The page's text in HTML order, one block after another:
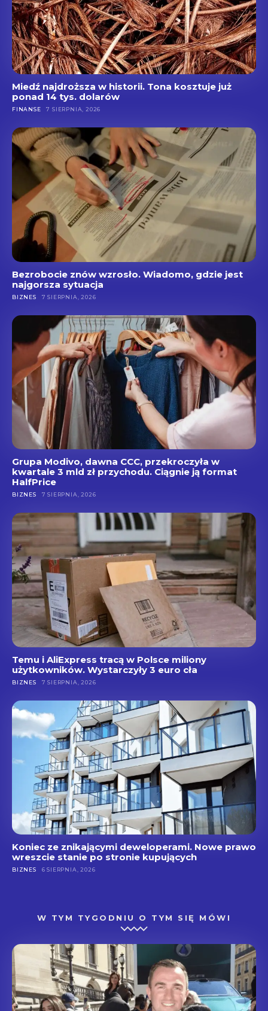
Miedź najdroższa w historii. Tona kosztuje już
ponad 14 tys. dolarów
FINANSE 7 SIERPNIA, 2026
Bezrobocie znów wzrosło. Wiadomo, gdzie jest
najgorsza sytuacja
BIZNES 7 SIERPNIA, 2026
Grupa Modivo, dawna CCC, przekroczyła w
kwartale 3 mld zł przychodu. Ciągnie ją format
HalfPrice
BIZNES 7 SIERPNIA, 2026
Temu i AliExpress tracą w Polsce miliony
użytkowników. Wystarczyły 3 euro cła
BIZNES 7 SIERPNIA, 2026
Koniec ze znikającymi deweloperami. Nowe prawo
wreszcie stanie po stronie kupujących
BIZNES 6 SIERPNIA, 2026
W TYM TYGODNIU O TYM SIĘ MÓWI